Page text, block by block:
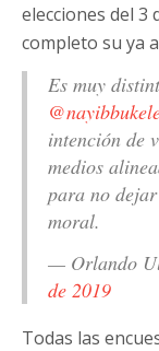
elecciones del
completo su ya
Es muy
intención de
medios
para no
moral.
— Orlando
de 2019
Todas las